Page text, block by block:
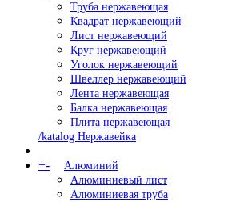
Труба нержавеющая
Квадрат нержавеющий
Лист нержавеющий
Круг нержавеющий
Уголок нержавеющий
Швеллер нержавеющий
Лента нержавеющая
Балка нержавеющая
Плита нержавеющая
/katalog Нержавейка
+-
Алюминий
Алюминиевый лист
Алюминиевая труба